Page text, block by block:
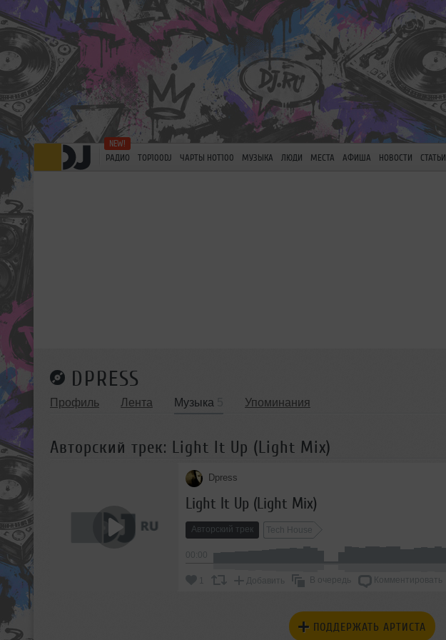
РАДИО TOP100DJ ЧАРТЫ HOT100 МУЗЫКА ЛЮДИ МЕСТА АФИША НОВОСТИ СТАТЬИ
DPRESS
Профиль Лента Музыка Упоминания
Авторский трек: Light It Up (Light Mix)
Dpress
Light It Up (Light Mix)
Авторский трек Tech House
Добавить В очередь Комментировать
ПОДДЕРЖАТЬ АРТИСТА